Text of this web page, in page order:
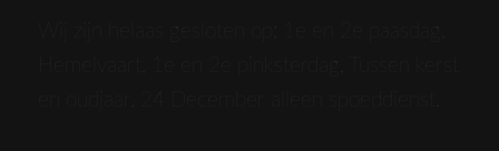
Wij zijn helaas gesloten op: 1e en 2e paasdag,
Hemelvaart, 1e en 2e pinksterdag, Tussen kerst